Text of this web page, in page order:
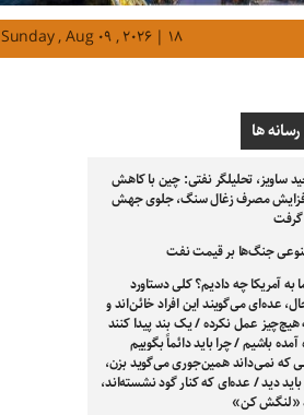
Sunday , Aug ۰۹ , ۲۰۲۶ | ۱۸ مرداد ۱۴۰۵
رسانه ها
ساویز، تحلیلگر نفتی: چین با کاهش
مصرف زغال سنگ، جلوی جهش
جنگ‌ها بر قیمت نفت
به آمریکا چه دادیم؟ کلی دستاورد
عده‌ای می‌گویند این افراد خائن‌اند و
عمل نکرده / یک بند پیدا کنند
باشیم / چرا باید دائماً بگوییم
که نمی‌داند همین‌جوری می‌گوید بزن،
دید / عده‌ای که کنار گود نشسته‌اند،
«لنگش کن»